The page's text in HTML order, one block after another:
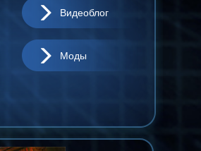
Видеоблог
Моды